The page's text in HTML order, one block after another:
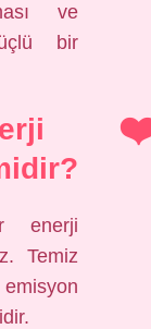
ve
bir
enerji
Temiz